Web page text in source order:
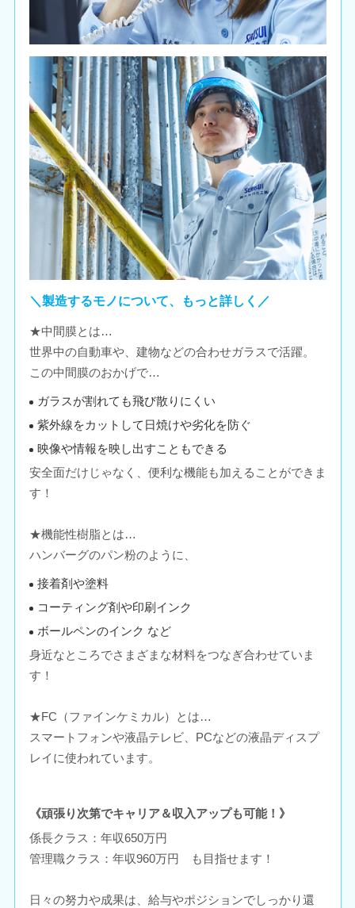
＼製造するモノについて、もっと詳しく／
★中間膜とは…
世界中の自動車や、建物などの合わせガラスで活躍。
この中間膜のおかげで…
ガラスが割れても飛び散りにくい
紫外線をカットして日焼けや劣化を防ぐ
映像や情報を映し出すこともできる
安全面だけじゃなく、便利な機能も加えることができま
す！
★機能性樹脂とは…
ハンバーグのパン粉のように、
接着剤や塗料
コーティング剤や印刷インク
ボールペンのインク など
身近なところでさまざまな材料をつなぎ合わせていま
す！
★FC（ファインケミカル）とは…
スマートフォンや液晶テレビ、PCなどの液晶ディスプ
レイに使われています。
《頑張り次第でキャリア＆収入アップも可能！》
係長クラス：年収650万円
管理職クラス：年収960万円 も目指せます！
日々の努力や成果は、給与やポジションでしっかり還